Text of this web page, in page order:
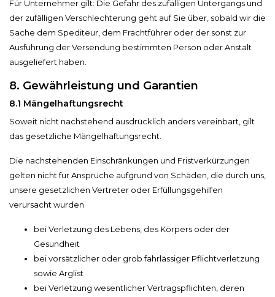
Für Unternehmer gilt: Die Gefahr des zufälligen Untergangs und
der zufälligen Verschlechterung geht auf Sie über, sobald wir die
Sache dem Spediteur, dem Frachtführer oder der sonst zur
Ausführung der Versendung bestimmten Person oder Anstalt
ausgeliefert haben.
8. Gewährleistung und Garantien​​​​​​​
8.1 Mängelhaftungsrecht
Soweit nicht nachstehend ausdrücklich anders vereinbart, gilt
das gesetzliche Mängelhaftungsrecht.
Die nachstehenden Einschränkungen und Fristverkürzungen
gelten nicht für Ansprüche aufgrund von Schäden, die durch uns,
unsere gesetzlichen Vertreter oder Erfüllungsgehilfen
verursacht wurden
bei Verletzung des Lebens, des Körpers oder der
Gesundheit
bei vorsätzlicher oder grob fahrlässiger Pflichtverletzung
sowie Arglist
bei Verletzung wesentlicher Vertragspflichten, deren